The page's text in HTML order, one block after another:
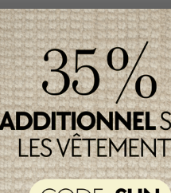
@lenfantillon
gratuite
commande de 100 $ et plus